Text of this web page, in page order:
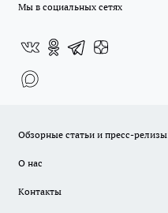
Мы в социальных сетях
Обзорные статьи и пресс-релизы
О нас
Контакты